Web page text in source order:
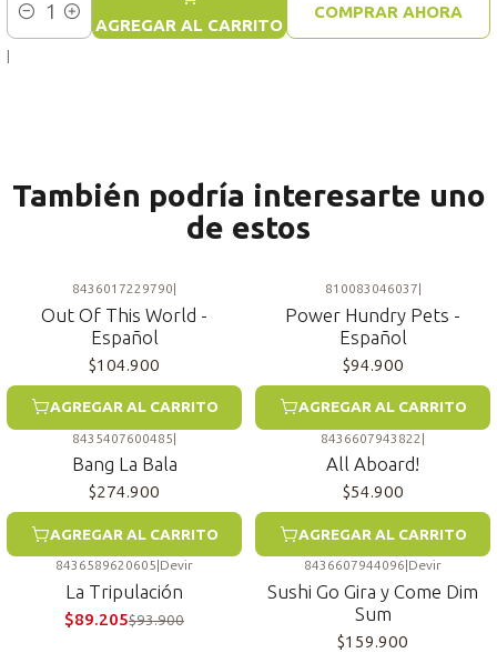
Cantidad AGREGAR AL CARRITO
COMPRAR AHORA
|
También podría interesarte uno
de estos
8436017229790
Out Of This World -
Español
$104.900
AGREGAR AL CARRITO
810083046037
Power Hundry Pets -
Español
$94.900
AGREGAR AL CARRITO
8435407600485|
Bang La Bala
$274.900
AGREGAR AL CARRITO
8436607943822 |
All Aboard!
$54.900
AGREGAR AL CARRITO
8436589620605 Devir
La Tripulación
$89.205$93.900
8436607944096 Devir
Sushi Go Gira y Come Dim
Sum
$159.900